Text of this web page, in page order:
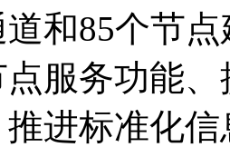
和85个节
服务功能
进标准化